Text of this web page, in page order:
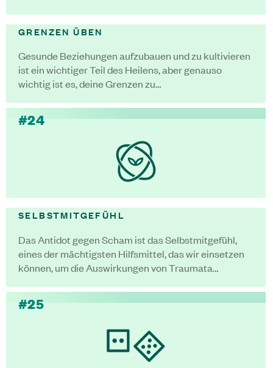
GRENZEN ÜBEN
Gesunde Beziehungen aufzubauen und zu kultivieren
ist ein wichtiger Teil des Heilens, aber genauso
wichtig ist es, deine Grenzen zu…
#24
SELBSTMITGEFÜHL
Das Antidot gegen Scham ist das Selbstmitgefühl,
eines der mächtigsten Hilfsmittel, das wir einsetzen
können, um die Auswirkungen von Traumata…
#25